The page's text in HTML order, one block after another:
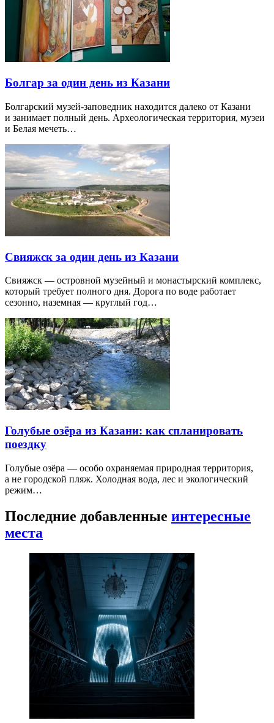
Болгар за один день из Казани
Болгарский музей-заповедник находится далеко от Казани
и занимает полный день. Археологическая территория, музеи
и Белая мечеть…
Свияжск за один день из Казани
Свияжск — островной музейный и монастырский комплекс,
который требует полного дня. Дорога по воде работает
сезонно, наземная — круглый год…
Голубые озёра из Казани: как спланировать
поездку
Голубые озёра — особо охраняемая природная территория,
а не городской пляж. Холодная вода, лес и экологический
режим…
Последние добавленные интересные
места